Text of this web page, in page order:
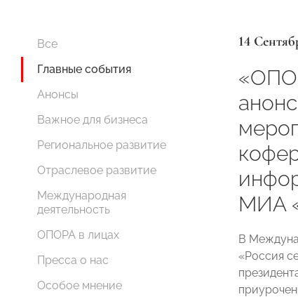
Все
Главные события
Анонсы
Важное для бизнеса
Региональное развитие
Отраслевое развитие
Международная
деятельность
ОПОРА в лицах
Пресса о нас
Особое мнение
14
МИА
В
«Россия